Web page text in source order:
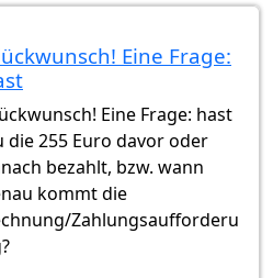
Eine Frage:
Eine Frage: hast
die 255 Euro davor oder
bezahlt, bzw. wann
kommt die
Zahlungsaufforderu